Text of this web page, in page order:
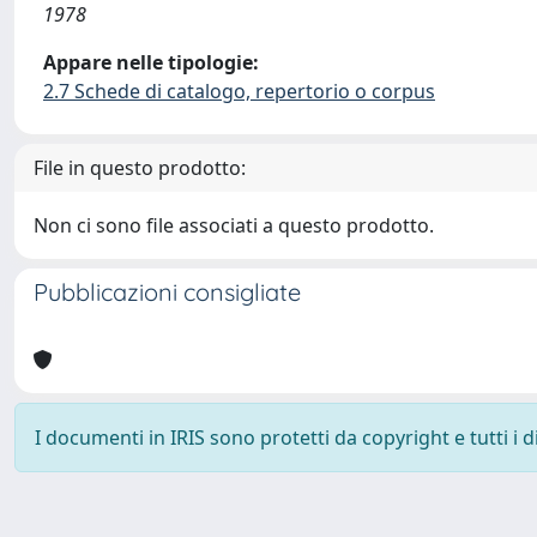
1978
Appare nelle tipologie:
2.7 Schede di catalogo, repertorio o corpus
File in questo prodotto:
Non ci sono file associati a questo prodotto.
Pubblicazioni consigliate
I documenti in IRIS sono protetti da copyright e tutti i